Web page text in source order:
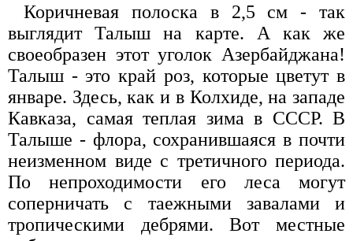
Коричневая полоска в 2,5 см - так
выглядит Талыш на карте. А как же
своеобразен этот уголок Азербайджана!
Талыш - это край роз, которые цветут в
январе. Здесь, как и в Колхиде, на западе
Кавказа, самая теплая зима в СССР. В
Талыше - флора, сохранившаяся в почти
неизменном виде с третичного периода.
По непроходимости его леса могут
соперничать с таежными завалами и
тропическими дебрями. Вот местные